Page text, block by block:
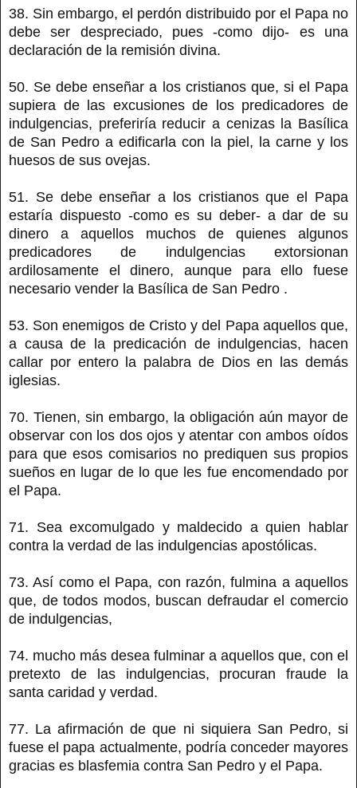
38. Sin embargo, el perdón distribuido por el Papa no
debe ser despreciado, pues -como dijo- es una
declaración de la remisión divina.
50. Se debe enseñar a los cristianos que, si el Papa
supiera de las excusiones de los predicadores de
indulgencias, preferiría reducir a cenizas la Basílica
de San Pedro a edificarla con la piel, la carne y los
huesos de sus ovejas.
51. Se debe enseñar a los cristianos que el Papa
estaría dispuesto -como es su deber- a dar de su
dinero a aquellos muchos de quienes algunos
predicadores de indulgencias extorsionan
ardilosamente el dinero, aunque para ello fuese
necesario vender la Basílica de San Pedro .
53. Son enemigos de Cristo y del Papa aquellos que,
a causa de la predicación de indulgencias, hacen
callar por entero la palabra de Dios en las demás
iglesias.
70. Tienen, sin embargo, la obligación aún mayor de
observar con los dos ojos y atentar con ambos oídos
para que esos comisarios no prediquen sus propios
sueños en lugar de lo que les fue encomendado por
el Papa.
71. Sea excomulgado y maldecido a quien hablar
contra la verdad de las indulgencias apostólicas.
73. Así como el Papa, con razón, fulmina a aquellos
que, de todos modos, buscan defraudar el comercio
de indulgencias,
74. mucho más desea fulminar a aquellos que, con el
pretexto de las indulgencias, procuran fraude la
santa caridad y verdad.
77. La afirmación de que ni siquiera San Pedro, si
fuese el papa actualmente, podría conceder mayores
gracias es blasfemia contra San Pedro y el Papa.